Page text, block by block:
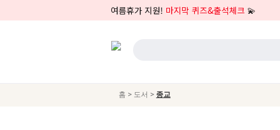
여름휴가 지원! 마지막 퀴즈&출석체크 💫
홈 > 도서 > 종교